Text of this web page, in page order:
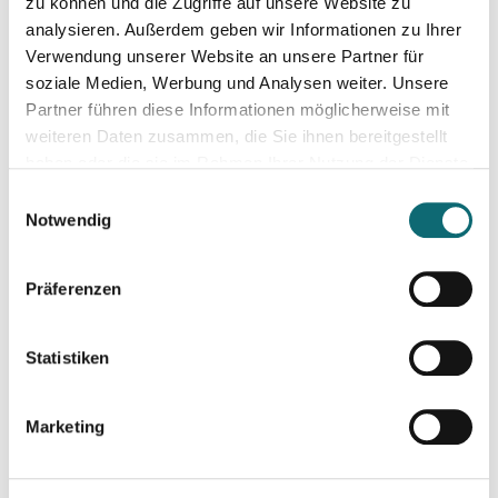
analysieren. Außerdem geben wir Informationen zu Ihrer
Verwendung unserer Website an unsere Partner für
soziale Medien, Werbung und Analysen weiter. Unsere
Partner führen diese Informationen möglicherweise mit
weiteren Daten zusammen, die Sie ihnen bereitgestellt
Notwendig
Präferenzen
Statistiken
Marketing
Redakteur, Kolumnist, Dozent, Format-
York Pijahn hat die Henri-Nannen-Journalistenschule
besucht, als Redakteur für GEO und als Reporter für viele